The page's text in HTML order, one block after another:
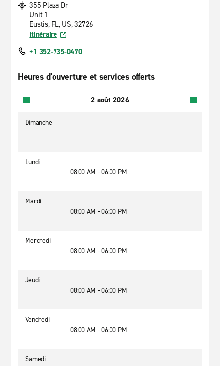
355 Plaza Dr
Unit 1
Eustis, FL, US, 32726
Itinéraire
+1 352-735-0470
Heures d’ouverture et services offerts
2 août 2026
Dimanche
-
Lundi
08:00 AM - 06:00 PM
Mardi
08:00 AM - 06:00 PM
Mercredi
08:00 AM - 06:00 PM
Jeudi
08:00 AM - 06:00 PM
Vendredi
08:00 AM - 06:00 PM
Samedi